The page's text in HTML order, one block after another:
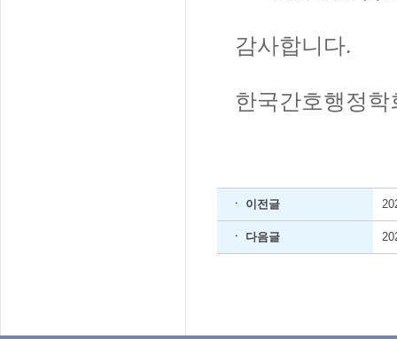
감사합니다.
한국간호행정학
ㆍ 이전글
ㆍ 다음글